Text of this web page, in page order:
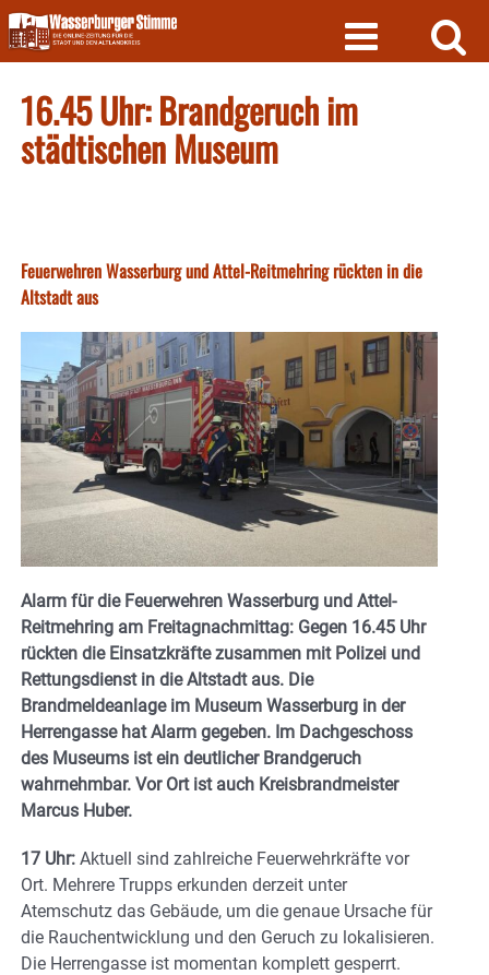
Skip
to
content
16.45 Uhr: Brandgeruch im
städtischen Museum
Feuerwehren Wasserburg und Attel-Reitmehring rückten in die
Altstadt aus
Alarm für die Feuerwehren Wasserburg und Attel-
Reitmehring am Freitagnachmittag: Gegen 16.45 Uhr
rückten die Einsatzkräfte zusammen mit Polizei und
Rettungsdienst in die Altstadt aus. Die
Brandmeldeanlage im Museum Wasserburg in der
Herrengasse hat Alarm gegeben. Im Dachgeschoss
des Museums ist ein deutlicher Brandgeruch
wahrnehmbar. Vor Ort ist auch Kreisbrandmeister
Marcus Huber.
17 Uhr: Aktuell sind zahlreiche Feuerwehrkräfte vor
Ort. Mehrere Trupps erkunden derzeit unter
Atemschutz das Gebäude, um die genaue Ursache für
die Rauchentwicklung und den Geruch zu lokalisieren.
Die Herrengasse ist momentan komplett gesperrt.